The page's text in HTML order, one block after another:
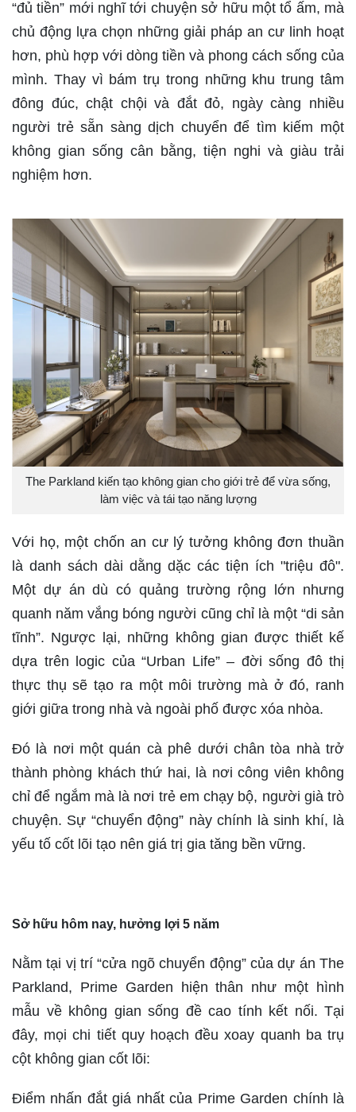
“đủ tiền” mới nghĩ tới chuyện sở hữu một tổ ấm, mà
chủ động lựa chọn những giải pháp an cư linh hoạt
hơn, phù hợp với dòng tiền và phong cách sống của
mình. Thay vì bám trụ trong những khu trung tâm
đông đúc, chật chội và đắt đỏ, ngày càng nhiều
người trẻ sẵn sàng dịch chuyển để tìm kiếm một
không gian sống cân bằng, tiện nghi và giàu trải
nghiệm hơn.
The Parkland kiến tạo không gian cho giới trẻ để vừa sống,
làm việc và tái tạo năng lượng
Với họ, một chốn an cư lý tưởng không đơn thuần
là danh sách dài dằng dặc các tiện ích "triệu đô".
Một dự án dù có quảng trường rộng lớn nhưng
quanh năm vắng bóng người cũng chỉ là một “di sản
tĩnh”. Ngược lại, những không gian được thiết kế
dựa trên logic của “Urban Life” – đời sống đô thị
thực thụ sẽ tạo ra một môi trường mà ở đó, ranh
giới giữa trong nhà và ngoài phố được xóa nhòa.
Đó là nơi một quán cà phê dưới chân tòa nhà trở
thành phòng khách thứ hai, là nơi công viên không
chỉ để ngắm mà là nơi trẻ em chạy bộ, người già trò
chuyện. Sự “chuyển động” này chính là sinh khí, là
yếu tố cốt lõi tạo nên giá trị gia tăng bền vững.
Sở hữu hôm nay, hưởng lợi 5 năm
Nằm tại vị trí “cửa ngõ chuyển động” của dự án The
Parkland, Prime Garden hiện thân như một hình
mẫu về không gian sống đề cao tính kết nối. Tại
đây, mọi chi tiết quy hoạch đều xoay quanh ba trụ
cột không gian cốt lõi:
Điểm nhấn đắt giá nhất của Prime Garden chính là